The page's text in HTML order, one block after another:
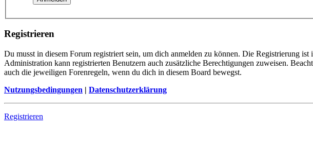
Registrieren
Du musst in diesem Forum registriert sein, um dich anmelden zu können. Die Registrierung
Administration kann registrierten Benutzern auch zusätzliche Berechtigungen zuweisen.
auch die jeweiligen Forenregeln, wenn du dich in diesem Board bewegst.
Nutzungsbedingungen | Datenschutzerklärung
Registrieren